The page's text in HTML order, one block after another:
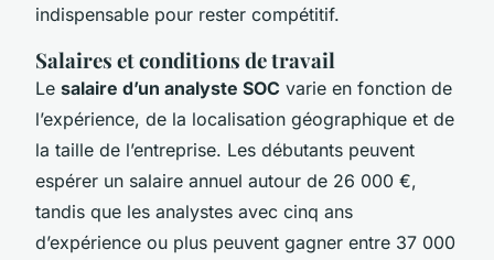
indispensable pour rester compétitif.
Salaires et conditions de travail
Le salaire d’un analyste SOC varie en fonction de
l’expérience, de la localisation géographique et de
la taille de l’entreprise. Les débutants peuvent
espérer un salaire annuel autour de 26 000 €,
tandis que les analystes avec cinq ans
d’expérience ou plus peuvent gagner entre 37 000